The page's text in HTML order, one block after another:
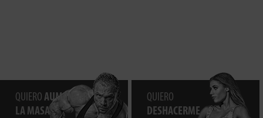
QUIERO AUMENTAR
LA MASA
QUIERO
DESHACERME